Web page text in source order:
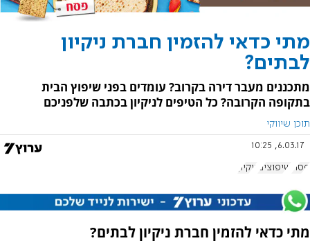
מתי כדאי להזמין חברת ניקיון
לבתים?
מתכננים מעבר דירה בקרוב? עומדים בפני שיפוץ הבית
בתקופה הקרובה? כל הטיפים לניקיון בכתבה שלפניכם
תוכן שיווקי
6.03.17, 10:25
פסח שיפוצים ניקיון
מתי כדאי להזמין חברת ניקיון לבתים?